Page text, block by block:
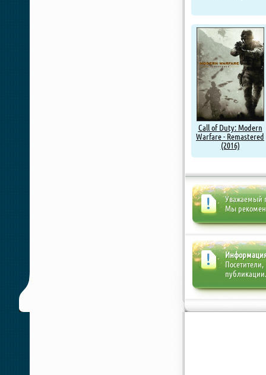
Call of Duty: Modern
Warfare - Remastered
(2016)
Уважаемый
Мы
публикации.